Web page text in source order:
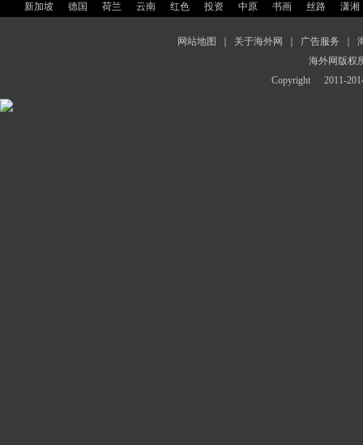
新加坡 德国 荷兰 云南 红色 投资 中原 书画 丝路 潇湘
网站地图 关于海外网 广告服务
海外网版权
Copyright
2011-